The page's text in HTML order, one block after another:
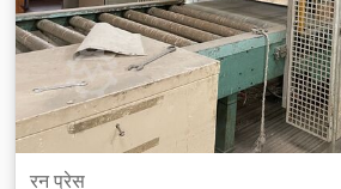
रन प्रेस